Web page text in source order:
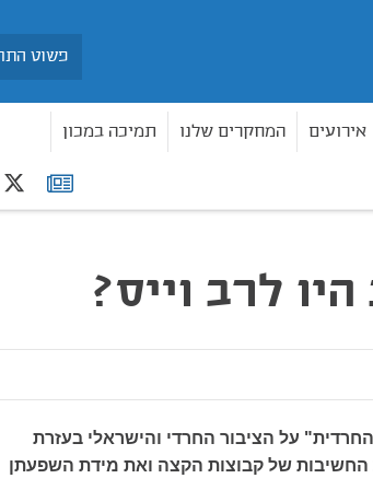
אירועים המחקרים שלנו תמיכה במכון
רשימת
תפוצה
היו לרב וייס?
על הציבור החרדי והישראלי בעזרת
של קבוצות הקצה ואת מידת השפעתן